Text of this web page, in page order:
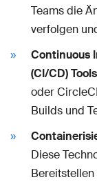
Teams die
verfolgen
Continuous
(CI/CD)
oder
Builds und
Diese